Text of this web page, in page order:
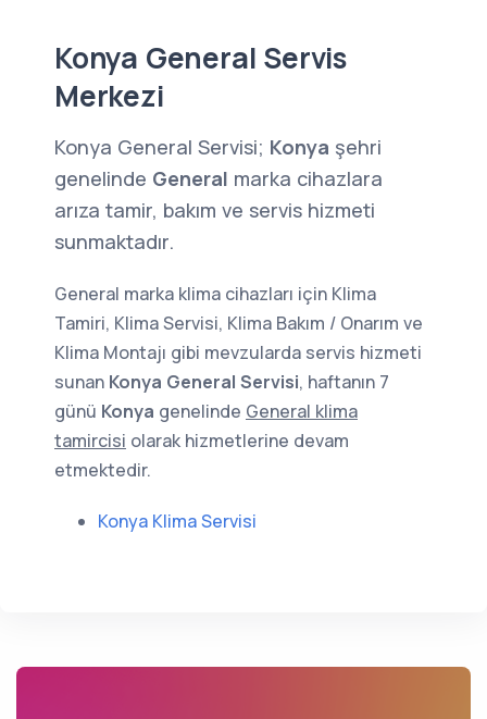
Konya General Servis
Merkezi
Konya General Servisi; Konya şehri
genelinde General marka cihazlara
arıza tamir, bakım ve servis hizmeti
sunmaktadır.
General marka klima cihazları için Klima
Tamiri, Klima Servisi, Klima Bakım / Onarım ve
Klima Montajı gibi mevzularda servis hizmeti
sunan Konya General Servisi, haftanın 7
günü Konya genelinde General klima
tamircisi olarak hizmetlerine devam
etmektedir.
Konya Klima Servisi